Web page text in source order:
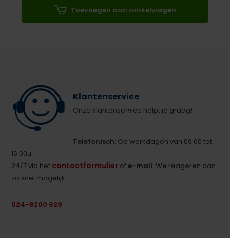
Toevoegen aan winkelwagen
Klantenservice
Onze klantenservice helpt je graag!
Telefonisch: Op werkdagen van 09:00 tot
16:00u.
24/7 via het contactformulier ofe-mail. We reageren dan
zo snel mogelijk.
024-8200 929